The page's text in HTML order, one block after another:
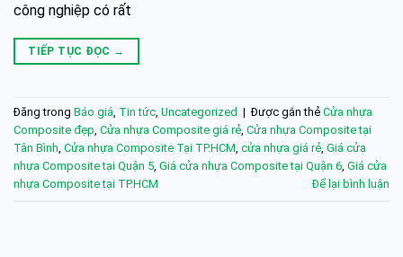
công nghiệp có rất
TIẾP TỤC ĐỌC →
Đăng trong Báo giá, Tin tức, Uncategorized | Được gắn thẻ Cửa nhựa
Composite đẹp, Cửa nhựa Composite giá rẻ, Cửa nhựa Composite tại
Tân Bình, Cửa nhựa Composite Tại TP.HCM, cửa nhựa giá rẻ, Giá cửa
nhựa Composite tại Quận 5, Giá cửa nhựa Composite tại Quận 6, Giá cửa
nhựa Composite tại TP.HCM
Để lại bình luận